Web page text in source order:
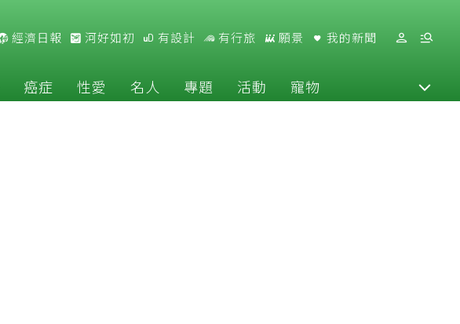
經濟日報 河好如初 有設計 有行旅 願景 我的新聞
癌症 性愛 名人 專題 活動 寵物